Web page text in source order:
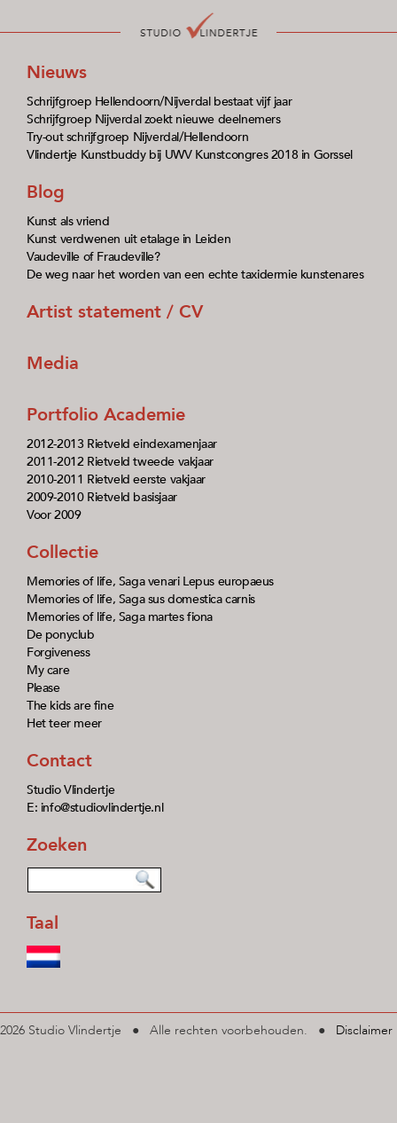
Nieuws
Schrijfgroep Hellendoorn/Nijverdal bestaat vijf jaar
Schrijfgroep Nijverdal zoekt nieuwe deelnemers
Try-out schrijfgroep Nijverdal/Hellendoorn
Vlindertje Kunstbuddy bij UWV Kunstcongres 2018 in Gorssel
Blog
Kunst als vriend
Kunst verdwenen uit etalage in Leiden
Vaudeville of Fraudeville?
De weg naar het worden van een echte taxidermie kunstenares
Artist statement / CV
Media
Portfolio Academie
2012-2013 Rietveld eindexamenjaar
2011-2012 Rietveld tweede vakjaar
2010-2011 Rietveld eerste vakjaar
2009-2010 Rietveld basisjaar
Voor 2009
Collectie
Memories of life, Saga venari Lepus europaeus
Memories of life, Saga sus domestica carnis
Memories of life, Saga martes fiona
De ponyclub
Forgiveness
My care
Please
The kids are fine
Het teer meer
Contact
Studio Vlindertje
E: info@studiovlindertje.nl
Zoeken
Taal
2026 Studio Vlindertje ● Alle rechten voorbehouden. ● Disclaimer